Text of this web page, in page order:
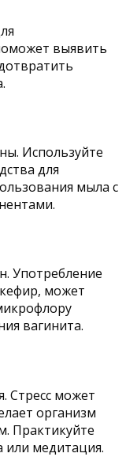
выявить
Используйте
для
мыла с
Употребление
может
вагинита.
Стресс может
организм
Практикуйте
или медитация.